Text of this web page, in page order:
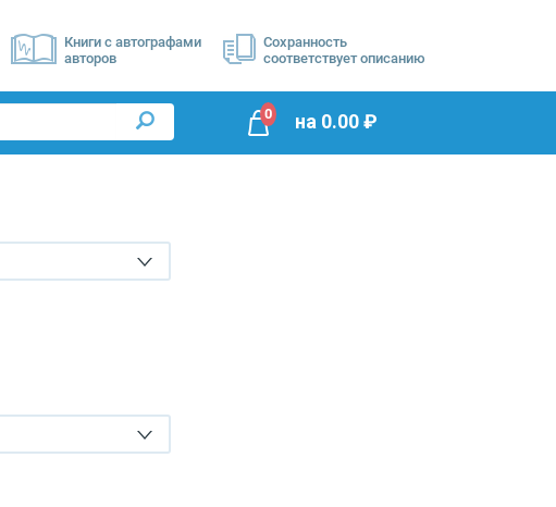
Книги с автографами
авторов
Сохранность
соответствует описанию
0 на 0.00₽